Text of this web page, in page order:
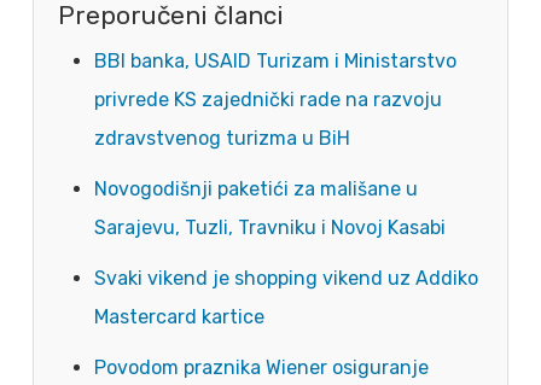
Preporučeni članci
BBI banka, USAID Turizam i Ministarstvo
privrede KS zajednički rade na razvoju
zdravstvenog turizma u BiH
Novogodišnji paketići za mališane u
Sarajevu, Tuzli, Travniku i Novoj Kasabi
Svaki vikend je shopping vikend uz Addiko
Mastercard kartice
Povodom praznika Wiener osiguranje